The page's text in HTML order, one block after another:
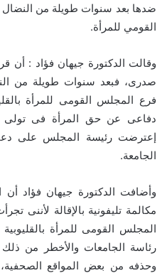
ضدها بعد سنوات طويلة من
القومي للمرأة.
وقالت الدكتورة جيهان فؤاد : أن
صدرى، فبعد سنوات طويلة من
فرع المجلس القومى للمرأة
دفاعى عن حق المرأة فى تولى
إعترضت رئيسة المجلس على
الجامعة.
وأضافت الدكتورة جيهان فؤاد
مكالمة تليفونية بالإقالة لأننى
المجلس القومى للمرأة
رئاسة الجامعات والأخطر من ذلك